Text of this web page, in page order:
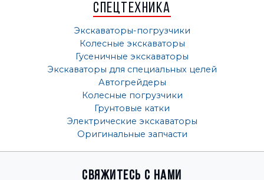
Спецтехника
Экскаваторы-погрузчики
Колесные экскаваторы
Гусеничные экскаваторы
Экскаваторы для специальных целей
Автогрейдеры
Колесные погрузчики
Грунтовые катки
Электрические экскаваторы
Оригинальные запчасти
Свяжитесь с нами